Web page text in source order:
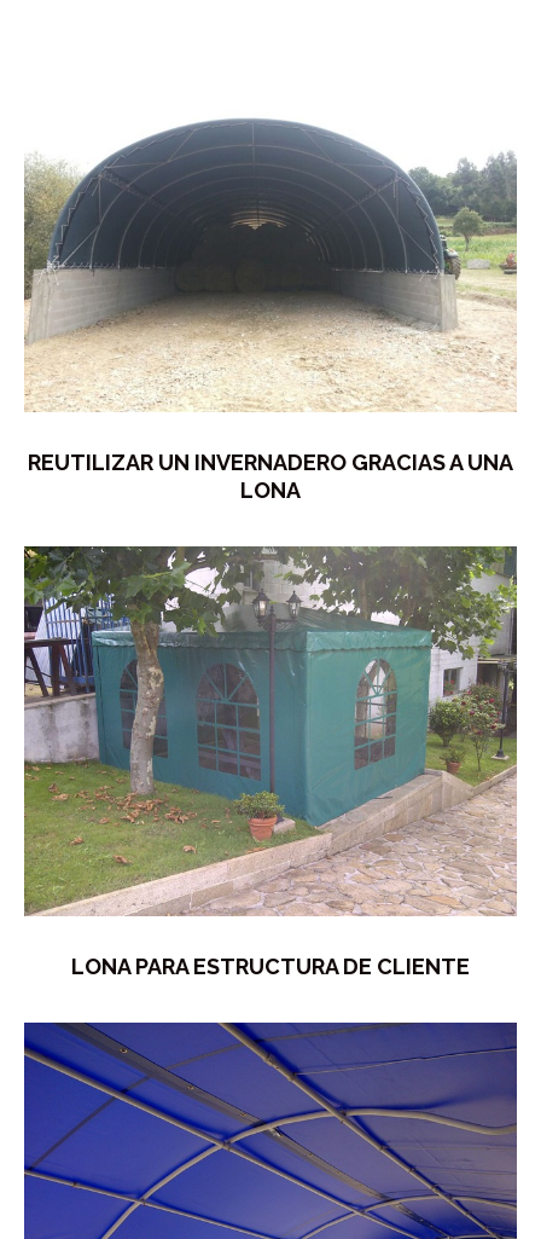
REUTILIZAR UN INVERNADERO GRACIAS A UNA
LONA
LONA PARA ESTRUCTURA DE CLIENTE